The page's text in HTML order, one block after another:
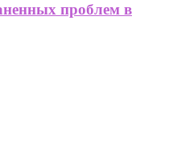
проблем в